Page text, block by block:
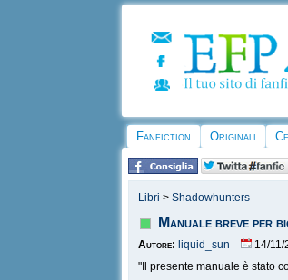
Fanfiction Originali
Libri >Shadowhunters
Manuale breve per
Autore: liquid_sun 14/
"Il presente manuale è stato